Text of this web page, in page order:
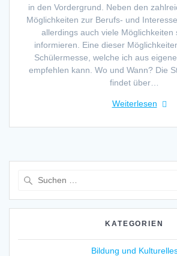
in den Vordergrund. Neben den
Möglichkeiten zur Berufs- und
allerdings auch viele Möglichkeiten
informieren. Eine dieser
Schülermesse, welche ich aus
empfehlen kann. Wo und Wann? Die
findet über…
Weiterlesen
KATEGORIEN
Bildung und